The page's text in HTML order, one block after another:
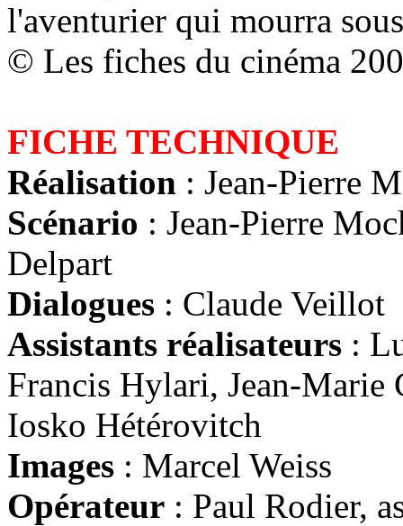
l'aventurier qui mourra
© Les fiches du cinéma
FICHE TECHNIQUE
Réalisation : Jean-Pierre
Scénario : Jean-Pierre
Delpart
Dialogues : Claude Veillot
Assistants réalisateurs :
Francis Hylari, Jean-Marie
Iosko Hétérovitch
Images : Marcel Weiss
Opérateur : Paul Rodier,